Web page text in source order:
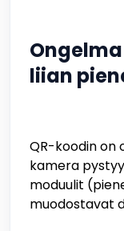
liian
QR-koodin on
kamera
moduulit
muodostavat